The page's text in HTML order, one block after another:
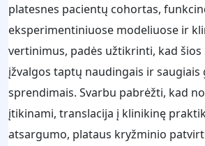
platesnes pacientų cohortas,
eksperimentiniuose modeliuose ir
vertinimus, padės užtikrinti, kad šios
įžvalgos taptų naudingais ir saugiais
sprendimais. Svarbu pabrėžti, kad
įtikinami, translacija į klinikinę
atsargumo, plataus kryžminio